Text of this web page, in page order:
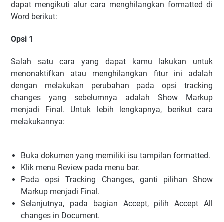
dapat mengikuti alur cara menghilangkan formatted di
Word berikut:
Opsi 1
Salah satu cara yang dapat kamu lakukan untuk
menonaktifkan atau menghilangkan fitur ini adalah
dengan melakukan perubahan pada opsi tracking
changes yang sebelumnya adalah Show Markup
menjadi Final. Untuk lebih lengkapnya, berikut cara
melakukannya:
Buka dokumen yang memiliki isu tampilan formatted.
Klik menu Review pada menu bar.
Pada opsi Tracking Changes, ganti pilihan Show
Markup menjadi Final.
Selanjutnya, pada bagian Accept, pilih Accept All
changes in Document.